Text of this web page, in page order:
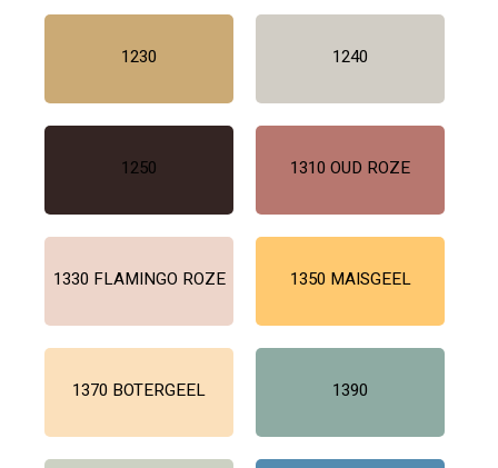
1230 1240
1250 1310 OUD ROZE
1330 FLAMINGO ROZE 1350 MAISGEEL
1370 BOTERGEEL 1390